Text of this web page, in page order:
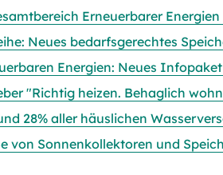
Erneuerbarer
Neues bedarfsgerechtes
Energien: Neues
"Richtig heizen. Behaglich
28% aller häuslichen
von Sonnenkollektoren und